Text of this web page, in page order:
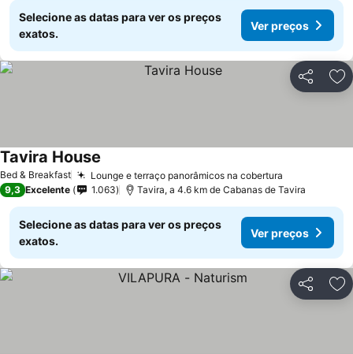
Selecione as datas para ver os preços
exatos.
Ver preços
Partilhar
Bed & Breakfast Lounge e terraço panorâmicos na cobertura
Tavira House
9,3 Excelente 1.063 Tavira, a 4.6 km de Cabanas de Tavira
Selecione as datas para ver os preços
exatos.
Ver preços
Partilhar